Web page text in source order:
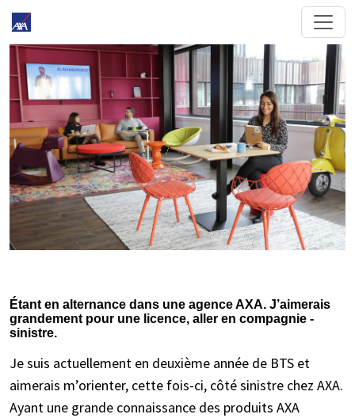
Étant en alternance dans une agence AXA. J’aimerais
grandement pour une licence, aller en compagnie -
sinistre.
Je suis actuellement en deuxième année de BTS et
aimerais m’orienter, cette fois-ci, côté sinistre chez AXA.
Ayant une grande connaissance des produits AXA